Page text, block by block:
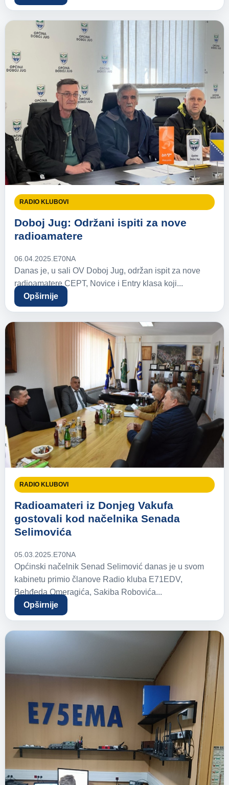
RADIO KLUBOVI
Doboj Jug: Održani ispiti za nove
radioamatere
06.04.2025. E70NA
Danas je, u sali OV Doboj Jug, održan ispit za nove
radioamatere CEPT, Novice i Entry klasa koji...
Opširnije
RADIO KLUBOVI
Radioamateri iz Donjeg Vakufa
gostovali kod načelnika Senada
Selimovića
05.03.2025. E70NA
Općinski načelnik Senad Selimović danas je u svom
kabinetu primio članove Radio kluba E71EDV,
Behđeda Omeragića, Sakiba Robovića...
Opširnije